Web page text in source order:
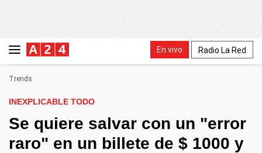
En vivo Radio La Red
Trends
INEXPLICABLE TODO
Se quiere salvar con un "error
raro" en un billete de $ 1000 y